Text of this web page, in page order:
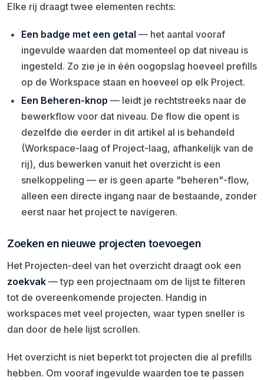
Elke rij draagt twee elementen rechts:
Een badge met een getal — het aantal vooraf
ingevulde waarden dat momenteel op dat niveau is
ingesteld. Zo zie je in één oogopslag hoeveel prefills
op de Workspace staan en hoeveel op elk Project.
Een Beheren-knop — leidt je rechtstreeks naar de
bewerkflow voor dat niveau. De flow die opent is
dezelfde die eerder in dit artikel al is behandeld
(Workspace-laag of Project-laag, afhankelijk van de
rij), dus bewerken vanuit het overzicht is een
snelkoppeling — er is geen aparte "beheren"-flow,
alleen een directe ingang naar de bestaande, zonder
eerst naar het project te navigeren.
Zoeken en nieuwe projecten toevoegen
Het Projecten-deel van het overzicht draagt ook een
zoekvak — typ een projectnaam om de lijst te filteren
tot de overeenkomende projecten. Handig in
workspaces met veel projecten, waar typen sneller is
dan door de hele lijst scrollen.
Het overzicht is niet beperkt tot projecten die al prefills
hebben. Om vooraf ingevulde waarden toe te passen